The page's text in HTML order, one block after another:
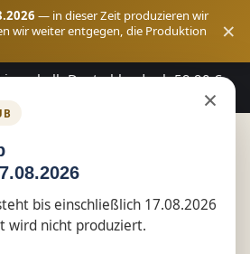
— in dieser Zeit produzieren wir
wir weiter entgegen, die Produktion
×
×
bis einschließlich 17.08.2026
wird nicht produziert.
innerhalb Deutschlands ab 59,90 €
Teamwear